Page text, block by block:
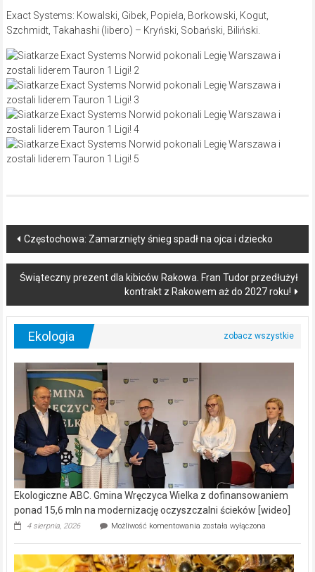
Exact Systems: Kowalski, Gibek, Popiela, Borkowski, Kogut,
Szchmidt, Takahashi (libero) – Kryński, Sobański, Biliński.
Post
navigation
Częstochowa: Zamarznięty śnieg spadł na ojca i dziecko
Świąteczny prezent dla kibiców Rakowa. Fran Tudor przedłużył
kontrakt z Rakowem aż do 2027 roku!
Ekologia
Ekologiczne ABC. Gmina Wręczyca Wielka z dofinansowaniem
ponad 15,6 mln na modernizację oczyszczalni ścieków [wideo]
4 sierpnia, 2026 Możliwość komentowania Ekologiczne
Wręczyca
została wyłączona